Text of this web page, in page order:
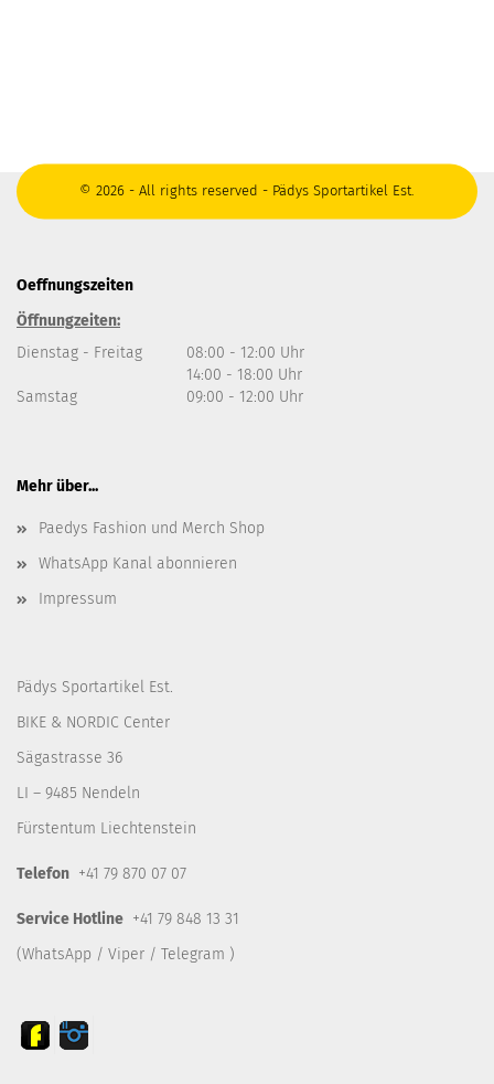
© 2026 - All rights reserved - Pädys Sportartikel Est.
Oeffnungszeiten
Öffnungzeiten:
Dienstag - Freitag
08:00 - 12:00 Uhr
14:00 - 18:00 Uhr
Samstag
09:00 - 12:00 Uhr
Mehr über...
Paedys Fashion und Merch Shop
WhatsApp Kanal abonnieren
Impressum
Pädys Sportartikel Est.
BIKE & NORDIC Center
Sägastrasse 36
LI – 9485 Nendeln
Fürstentum Liechtenstein
Telefon +41 79 870 07 07
Service Hotline +41 79 848 13 31
(WhatsApp / Viper / Telegram )